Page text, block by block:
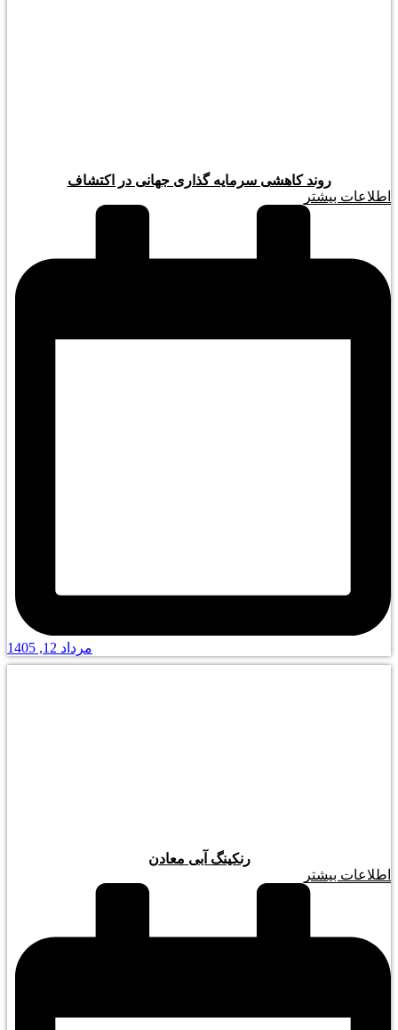
روند کاهشی سرمایه گذاری جهانی در اکتشاف
اطلاعات بیشتر
مرداد 12, 1405
رنکینگ آبی معادن
اطلاعات بیشتر